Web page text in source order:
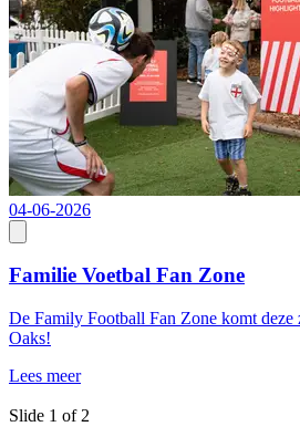
04-06-2026
Familie Voetbal Fan Zone
De Family Football Fan Zone komt deze
Oaks!
Lees meer
Slide 1 of 2